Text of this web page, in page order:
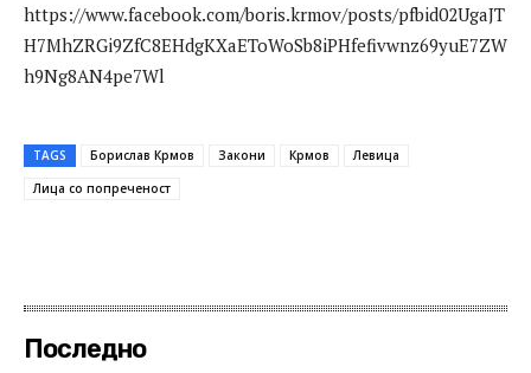
https://www.facebook.com/boris.krmov/posts/pfbid02UgaJT
H7MhZRGi9ZfC8EHdgKXaEToWoSb8iPHfefivwnz69yuE7ZW
h9Ng8AN4pe7Wl
TAGS Борислав Крмов Закони Крмов
Левица
Лица со попреченост
Последно